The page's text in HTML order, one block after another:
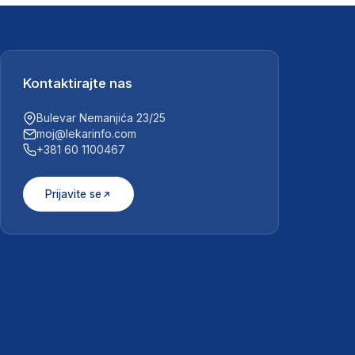
Kontaktirajte nas
Bulevar Nemanjića 23/25
moj@lekarinfo.com
+381 60 1100467
Prijavite se